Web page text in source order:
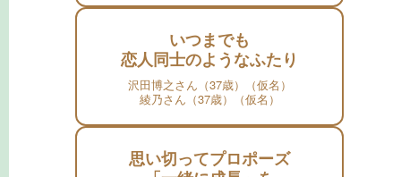
いつまでも
恋人同士のようなふたり
沢田博之さん（37歳）（仮名）
綾乃さん（37歳）（仮名）
思い切ってプロポーズ